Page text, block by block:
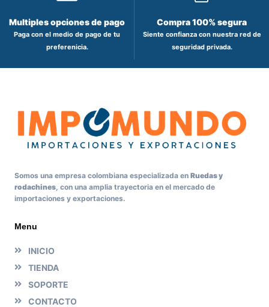
Multiples opciones de pago
Paga con el medio de pago de tu
preferenicia.
Compra 100% segura
Siente confianza con nuestra red de
seguridad privada.
Somos una empresa colombiana especializada en Ruedas y
rodachines , con una amplia trayectoria en el mercado de
importaciones y exportaciones.
Menu
INICIO
TIENDA
SOPORTE
CONTACTO